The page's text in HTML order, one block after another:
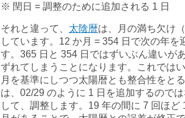
※ 閏日 = 調整のために追加される 1 日
それと違って、 太陰暦は、月の満ち欠け
しています。12 か月 = 354 日で次の年を
す。365 日と 354 日ではずいぶん違いが
ずれてしまうことになります。これでは
月を基準にしつつ太陽暦とも整合性をと
は、02/29 のように 1 日を追加するので
して、調整します。19 年の間に 7 回ほど